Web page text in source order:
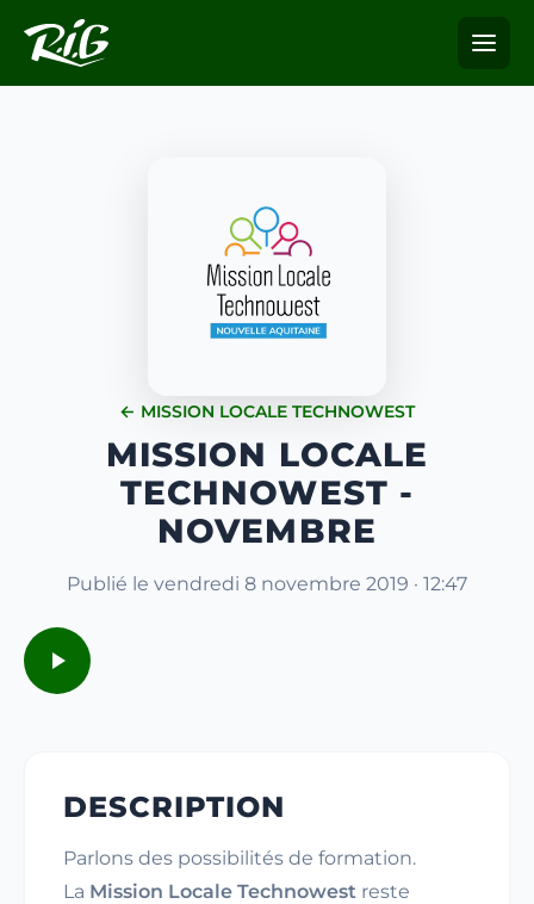
← MISSION LOCALE TECHNOWEST
MISSION LOCALE
TECHNOWEST -
NOVEMBRE
Publié le vendredi 8 novembre 2019 · 12:47
DESCRIPTION
Parlons des possibilités de formation.
La Mission Locale Technowest reste